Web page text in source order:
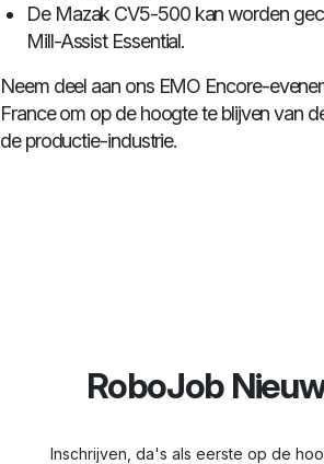
De Mazak CV5-500 kan worden
Mill-Assist Essential.
Neem deel aan ons EMO Encore-
France om op de hoogte te blijven van
de productie-industrie.
RoboJob
Inschrijven, da's als eerste op de